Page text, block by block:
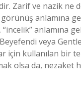
Zarif ve nazik ne
anlamına
anlamına
veya
için kullanılan bir
olsa da,